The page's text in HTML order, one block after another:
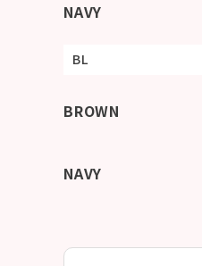
NAVY
BL
BROWN
NAVY